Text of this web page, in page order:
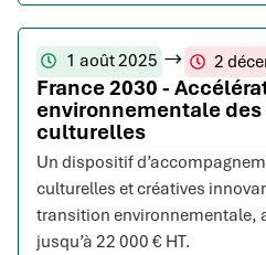
1 août 2025 2
France 2030 -
environnementale
culturelles
Un dispositif
culturelles et créatives
transition environnementale,
jusqu’à 22 000 € HT.